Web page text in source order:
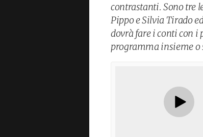
contrastanti. Sono tre
Pippo e Silvia Tirado
dovrà fare i conti con i
programma insieme o